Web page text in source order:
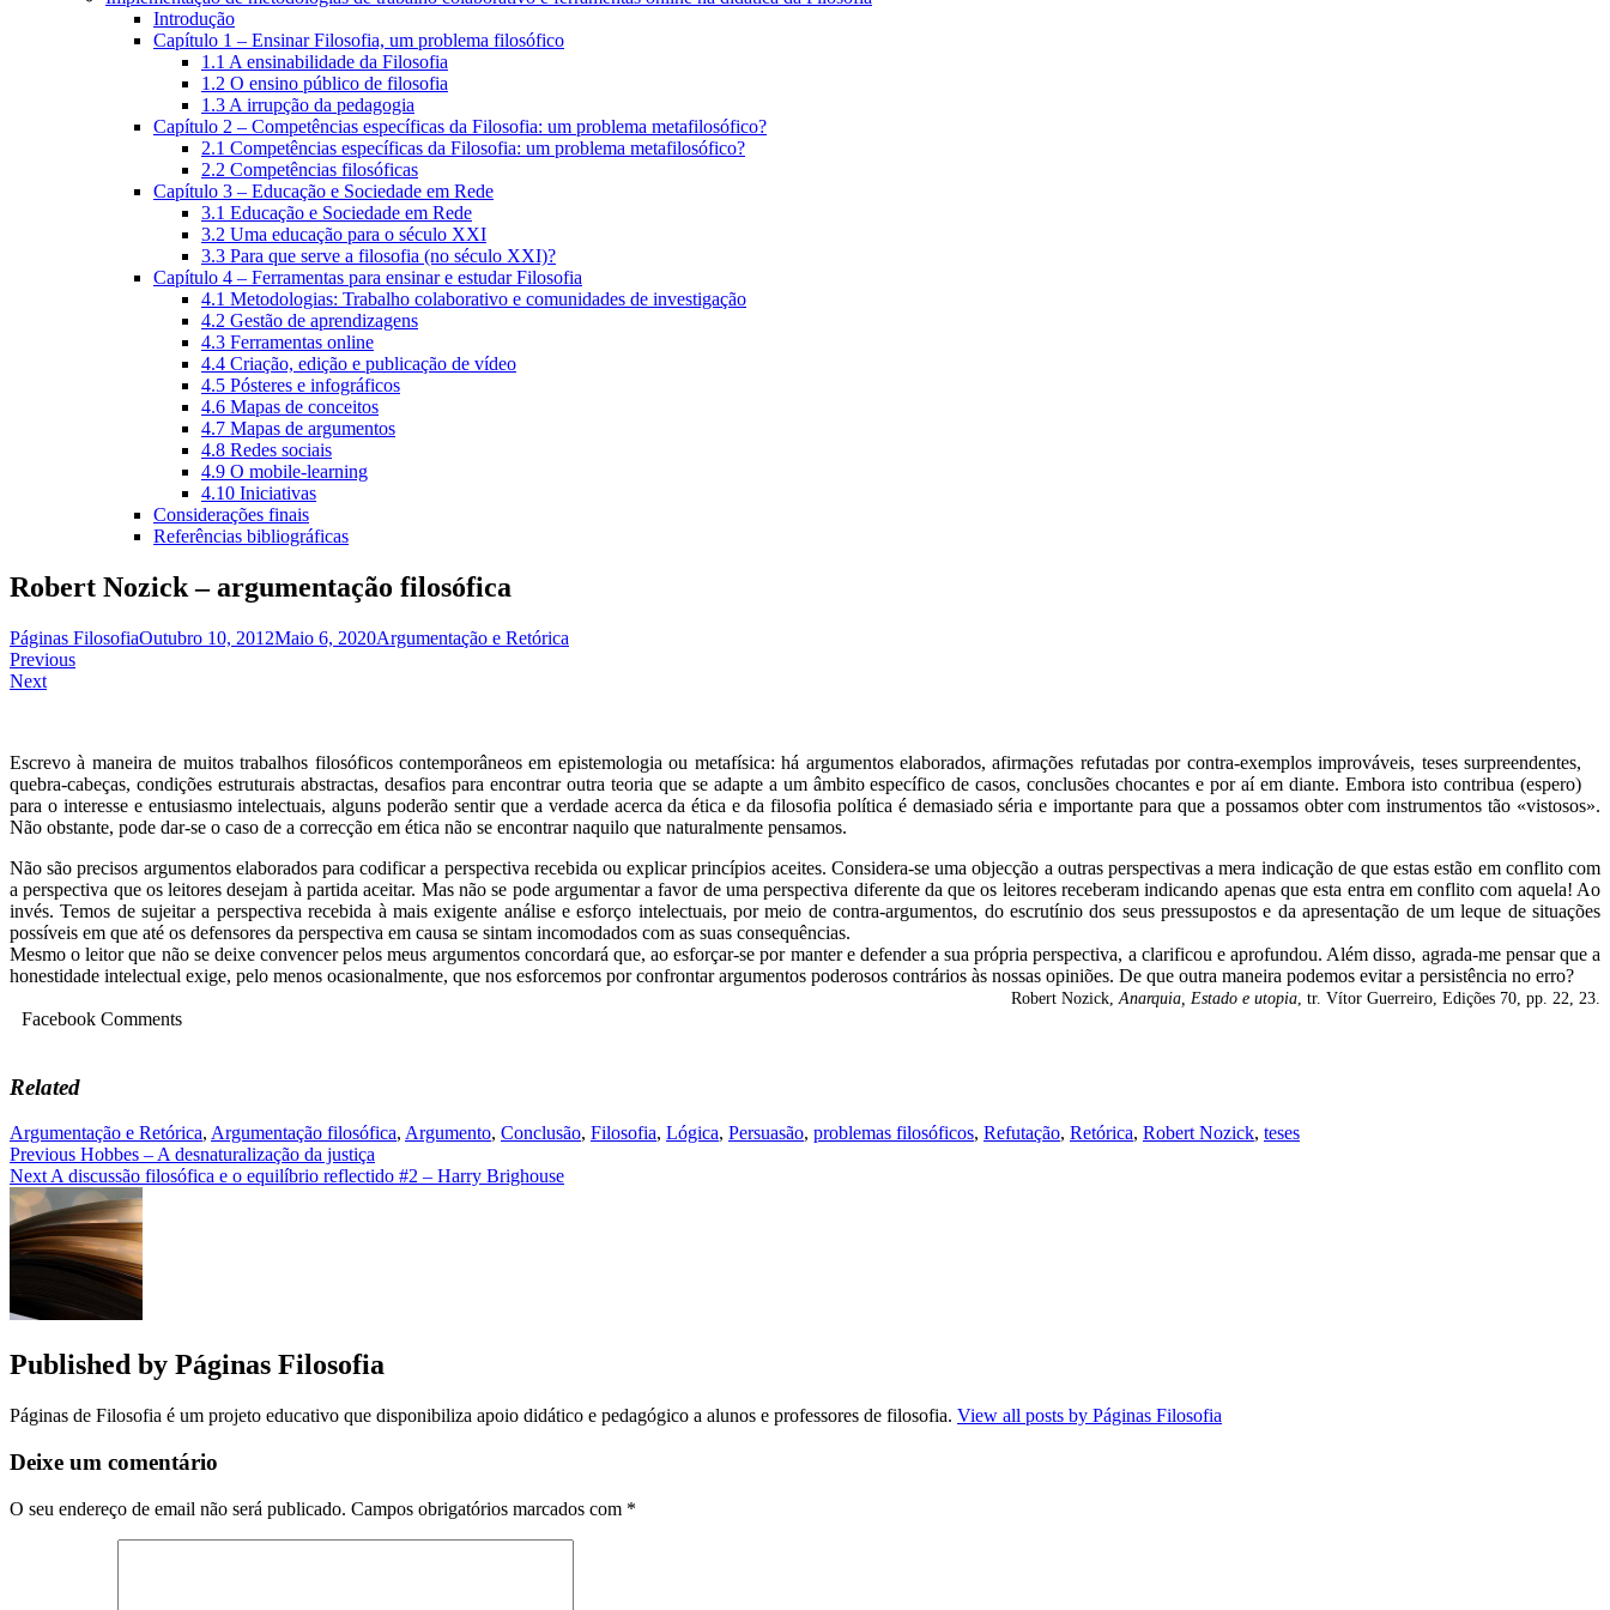
Introdução
Capítulo 1 – Ensinar Filosofia, um problema filosófico
1.1 A ensinabilidade da Filosofia
1.2 O ensino público de filosofia
1.3 A irrupção da pedagogia
Capítulo 2 – Competências específicas da Filosofia: um problema metafilosófico?
2.1 Competências específicas da Filosofia: um problema metafilosófico?
2.2 Competências filosóficas
Capítulo 3 – Educação e Sociedade em Rede
3.1 Educação e Sociedade em Rede
3.2 Uma educação para o século XXI
3.3 Para que serve a filosofia (no século XXI)?
Capítulo 4 – Ferramentas para ensinar e estudar Filosofia
4.1 Metodologias: Trabalho colaborativo e comunidades de investigação
4.2 Gestão de aprendizagens
4.3 Ferramentas online
4.4 Criação, edição e publicação de vídeo
4.5 Pósteres e infográficos
4.6 Mapas de conceitos
4.7 Mapas de argumentos
4.8 Redes sociais
4.9 O mobile-learning
4.10 Iniciativas
Considerações finais
Referências bibliográficas
Robert Nozick – argumentação filosófica
Páginas FilosofiaOutubro 10, 2012Maio 6, 2020Argumentação e Retórica
Navegação
de
Previous
Next
Escrevo à maneira de muitos trabalhos filosóficos contemporâneos em epistemologia ou metafísica: há argumentos elaborados, afirmações refutadas por contra-exemplos improváveis, teses surpreendentes,
quebra-cabeças, condições estruturais abstractas, desafios para encontrar outra teoria que se adapte a um âmbito específico de casos, conclusões chocantes e por aí em diante. Embora isto contribua (espero)
para o interesse e entusiasmo intelectuais, alguns poderão sentir que a verdade acerca da ética e da filosofia política é demasiado séria e importante para que a possamos obter com instrumentos tão «vistosos».
Não obstante, pode dar-se o caso de a correcção em ética não se encontrar naquilo que naturalmente pensamos.
Não são precisos argumentos elaborados para codificar a perspectiva recebida ou explicar princípios aceites. Considera-se uma objecção a outras perspectivas a mera indicação de que estas estão em conflito com
a perspectiva que os leitores desejam à partida aceitar. Mas não se pode argumentar a favor de uma perspectiva diferente da que os leitores receberam indicando apenas que esta entra em conflito com aquela! Ao
invés. Temos de sujeitar a perspectiva recebida à mais exigente análise e esforço intelectuais, por meio de contra-argumentos, do escrutínio dos seus pressupostos e da apresentação de um leque de situações
possíveis em que até os defensores da perspectiva em causa se sintam incomodados com as suas consequências.
Mesmo o leitor que não se deixe convencer pelos meus argumentos concordará que, ao esforçar-se por manter e defender a sua própria perspectiva, a clarificou e aprofundou. Além disso, agrada-me pensar que a
honestidade intelectual exige, pelo menos ocasionalmente, que nos esforcemos por confrontar argumentos poderosos contrários às nossas opiniões. De que outra maneira podemos evitar a persistência no erro?
Robert Nozick, Anarquia, Estado e utopia , tr. Vítor Guerreiro, Edições 70, pp. 22, 23.
Facebook Comments
Related
Argumentação e Retórica, Argumentação filosófica, Argumento, Conclusão, Filosofia, Lógica, Persuasão, problemas filosóficos, Refutação, Retórica, Robert Nozick, teses
Navegação
de
artigos
Previous Hobbes – A desnaturalização da justiça
Next A discussão filosófica e o equilíbrio reflectido #2 – Harry Brighouse
Published by Páginas Filosofia
Páginas de Filosofia é um projeto educativo que disponibiliza apoio didático e pedagógico a alunos e professores de filosofia. View all posts by Páginas Filosofia
Deixe um comentário
O seu endereço de email não será publicado. Campos obrigatórios marcados com *